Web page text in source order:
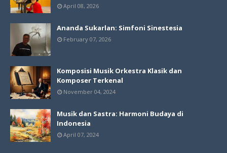
April 08, 2026
Ananda Sukarlan: Simfoni Sinestesia
February 07, 2026
Komposisi Musik Orkestra Klasik dan
Komposer Terkenal
November 04, 2024
Musik dan Sastra: Harmoni Budaya di
Indonesia
April 07, 2024